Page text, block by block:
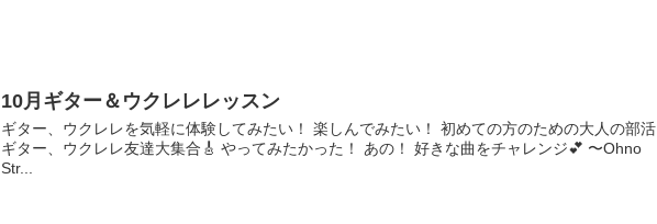
10月ギター＆ウクレレレッスン
ギター、ウクレレを気軽に体験してみたい！ 楽しんでみたい！ 初めての方のための大人の部活
ギター、ウクレレ友達大集合🎸 やってみたかった！ あの！ 好きな曲をチャレンジ💕 〜Ohno
Str...